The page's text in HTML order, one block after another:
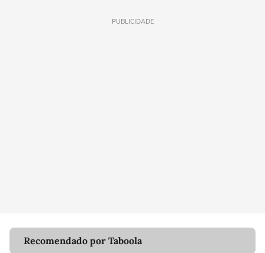
PUBLICIDADE
Recomendado por Taboola